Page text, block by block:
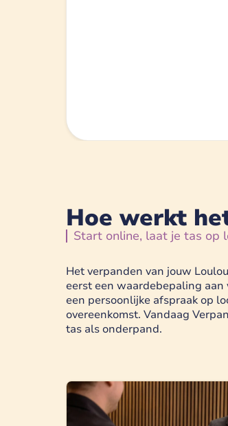
Hoe werkt
Start online, laat je tas op
Het verpanden van jouw
eerst een waardebepaling
een persoonlijke afspraak op
overeenkomst. Vandaag
tas als onderpand.